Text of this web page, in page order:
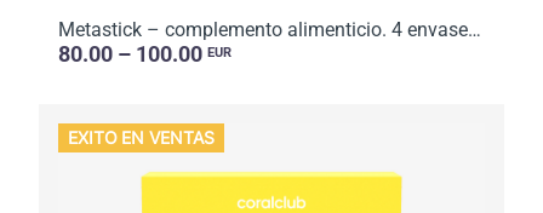
Metastick – complemento alimenticio. 4 envase con 15 sobres (curso de 1 mes). Volumen: 1200 ml (60...
80.00 – 100.00 EUR
EXITO EN VENTAS